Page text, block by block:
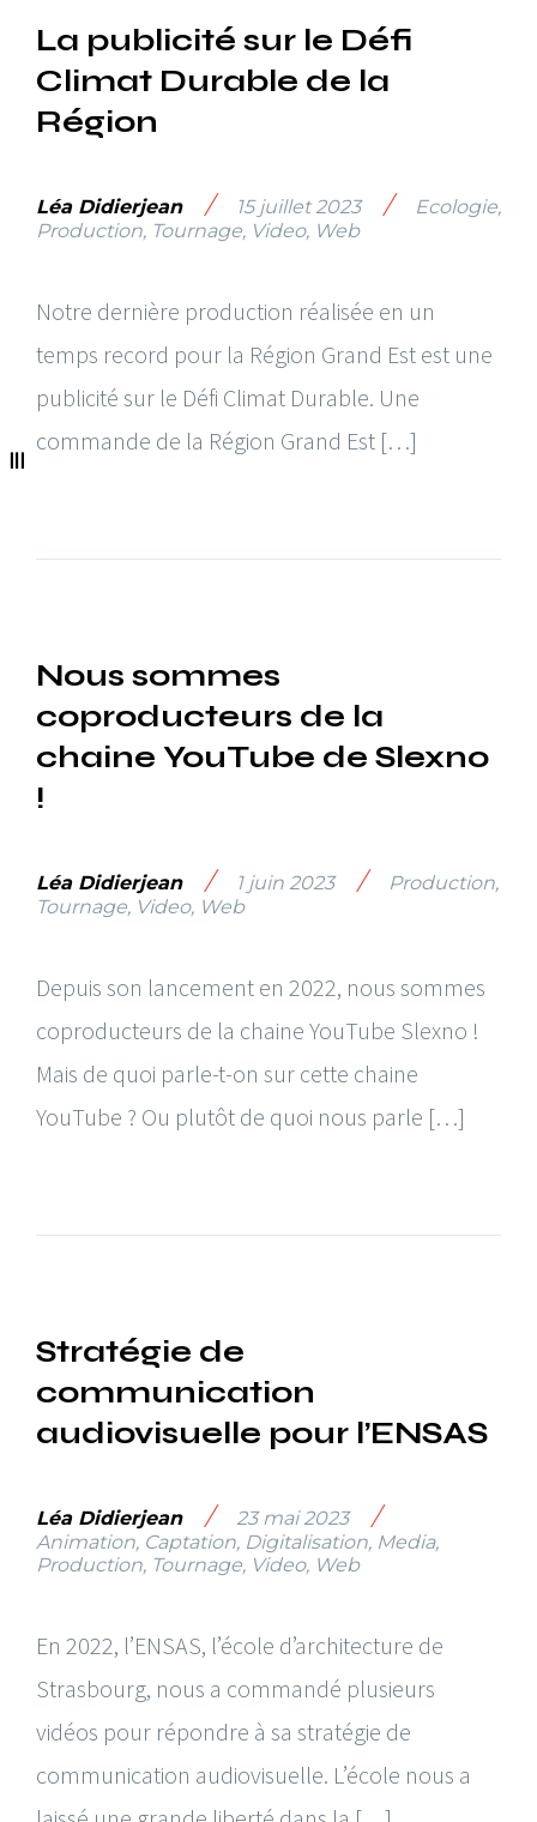
La publicité sur le Défi
Climat Durable de la
Région
Léa Didierjean / 15 juillet 2023 / Ecologie,
Production, Tournage, Video, Web
Notre dernière production réalisée en un
temps record pour la Région Grand Est est une
publicité sur le Défi Climat Durable. Une
commande de la Région Grand Est […]
Nous sommes
coproducteurs de la
chaine YouTube de Slexno
!
Léa Didierjean / 1 juin 2023 / Production,
Tournage, Video, Web
Depuis son lancement en 2022, nous sommes
coproducteurs de la chaine YouTube Slexno !
Mais de quoi parle-t-on sur cette chaine
YouTube ? Ou plutôt de quoi nous parle […]
Stratégie de
communication
audiovisuelle pour l’ENSAS
Léa Didierjean / 23 mai 2023 /
Animation, Captation, Digitalisation, Media,
Production, Tournage, Video, Web
En 2022, l’ENSAS, l’école d’architecture de
Strasbourg, nous a commandé plusieurs
vidéos pour répondre à sa stratégie de
communication audiovisuelle. L’école nous a